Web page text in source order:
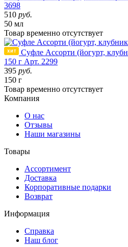
3698
510 руб.
50 мл
Товар временно отсутствует
Суфле Ассорти (йогурт,
150 г Арт. 2299
395 руб.
150 г
Товар временно отсутствует
Компания
О нас
Отзывы
Наши магазины
Товары
Ассортимент
Доставка
Корпоративные подарки
Возврат
Информация
Справка
Наш блог